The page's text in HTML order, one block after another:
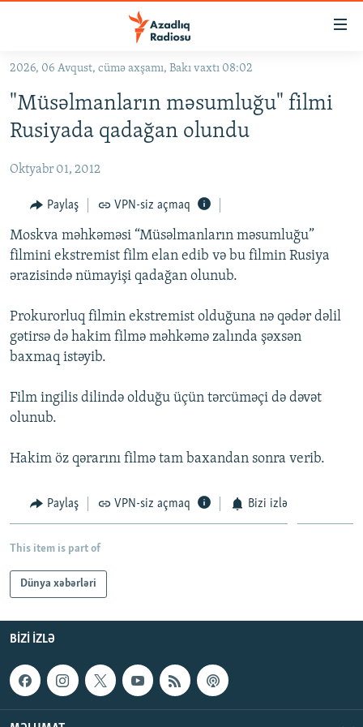
Əsas
qayıt
Əsas
naviqasiyaya
qayıt
KORRUPSIOMETR
#ƏSLINDƏ
FƏRQƏ BAX
QANUNI DOĞRU
ARAŞDIRMA
VIDEO
FOTOQALEREYA
KARIKATURA
RADIO ARXIV
OXU ZALI
İSLAM VƏ DEMOKRATIYA
HAQQIMIZDA
PEŞƏ ETIKASI VƏ JURNALISTIKA STANDARTLARIMIZ
AZADLIQRADIOSU MOBIL TELEFONUNUZDA
BIZIMLƏ ƏLAQƏ
XƏBƏR BÜLLETENLƏRIMIZ
BIZI IZLƏ
RFE/RL-in bütün saytları
2026, 06 Avqust, cümə axşamı, Bakı vaxtı 08:02
"Müsəlmanların məsumluğu" filmi
Rusiyada qadağan olundu
Oktyabr 01, 2012
Paylaş VPN-siz açmaq
Moskva məhkəməsi “Müsəlmanların məsumluğu”
filmini ekstremist film elan edib və bu filmin Rusiya
ərazisində nümayişi qadağan olunub.
Prokurorluq filmin ekstremist olduğuna nə qədər dəlil
gətirsə də hakim filmə məhkəmə zalında şəxsən
baxmaq istəyib.
Film ingilis dilində olduğu üçün tərcüməçi də dəvət
olunub.
Hakim öz qərarını filmə tam baxandan sonra verib.
Paylaş VPN-siz açmaq Bizi izlə
This item is part of
Dünya xəbərləri
BIZI IZLƏ